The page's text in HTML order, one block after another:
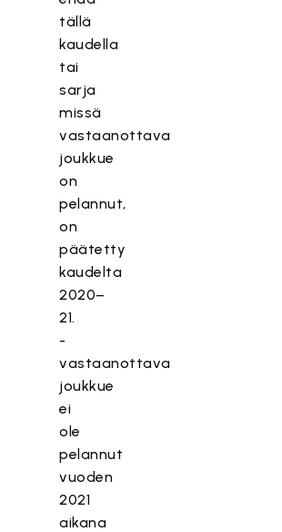
tällä
kaudella
tai
sarja
missä
vastaanottava
joukkue
on
pelannut,
on
päätetty
kaudelta
2020–
21.
-
vastaanottava
joukkue
ei
ole
pelannut
vuoden
2021
aikana